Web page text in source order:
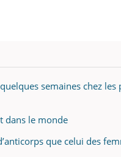
semaines chez les
dans le monde
que celui des